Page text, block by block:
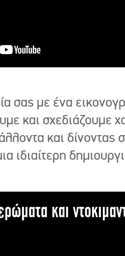
σας με ένα
και σχεδιάζουμε
και δίνοντας
ιδιαίτερη
και